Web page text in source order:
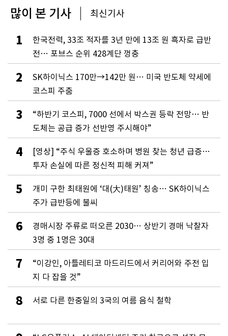
많이 본 기사 최신기사
1
한국전력, 33조 적자를 3년 만에 13조 원 흑자로 급반
전… 포브스 순위 428계단 껑충
2
SK하이닉스 170만→142만 원… 미국 반도체 약세에
코스피 주춤
3
“하반기 코스피, 7000 선에서 박스권 등락 전망… 반
도체는 공급 증가 선반영 주시해야”
4
[영상] “주식 우울증 호소하며 병원 찾는 청년 급증…
투자 손실에 따른 정신적 피해 커져”
5
개미 구한 최태원에 ‘대(大)태원’ 칭송… SK하이닉스
주가 급반등에 불씨
6
경매시장 주류로 떠오른 2030… 상반기 경매 낙찰자
3명 중 1명은 30대
7
“이강인, 아틀레티코 마드리드에서 커리어와 주전 입
지 다 잡을 것”
8 서로 다른 한중일의 3국의 여름 음식 철학